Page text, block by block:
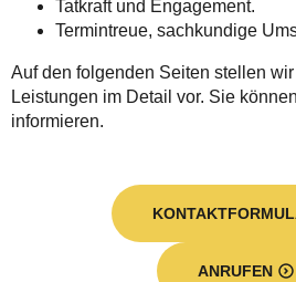
Tatkraft und Engagement.
Termintreue, sachkundige
Auf den folgenden Seiten stellen
Leistungen im Detail vor. Sie
informieren.
ANRUFEN